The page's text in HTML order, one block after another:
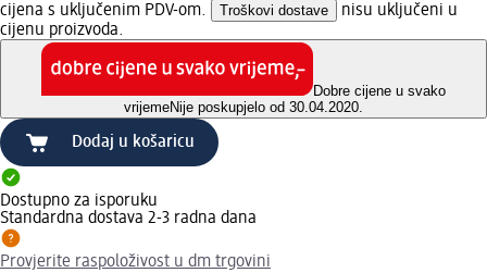
cijena s uključenim PDV-om.
Troškovi dostave
nisu uključeni u
cijenu proizvoda.
Dobre cijene u svako
vrijemeNije poskupjelo od 30.04.2020.
Dodaj u košaricu
Dostupno za isporuku
Standardna dostava 2-3 radna dana
Provjerite raspoloživost u dm trgovini